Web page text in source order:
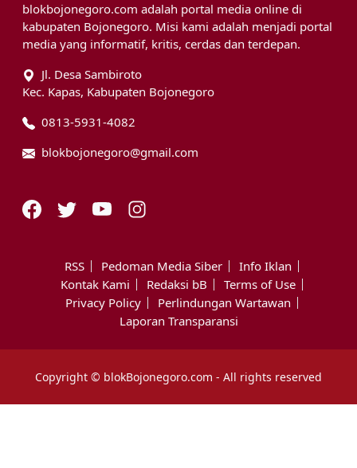
blokbojonegoro.com adalah portal media online di
kabupaten Bojonegoro. Misi kami adalah menjadi portal
media yang informatif, kritis, cerdas dan terdepan.
Jl. Desa Sambiroto
Kec. Kapas, Kabupaten Bojonegoro
0813-5931-4082
blokbojonegoro@gmail.com
RSS Pedoman Media Siber
Info Iklan
Kontak Kami
Redaksi bB
Terms of Use
Privacy Policy
Perlindungan Wartawan
Laporan Transparansi
Copyright © blokBojonegoro.com - All rights reserved